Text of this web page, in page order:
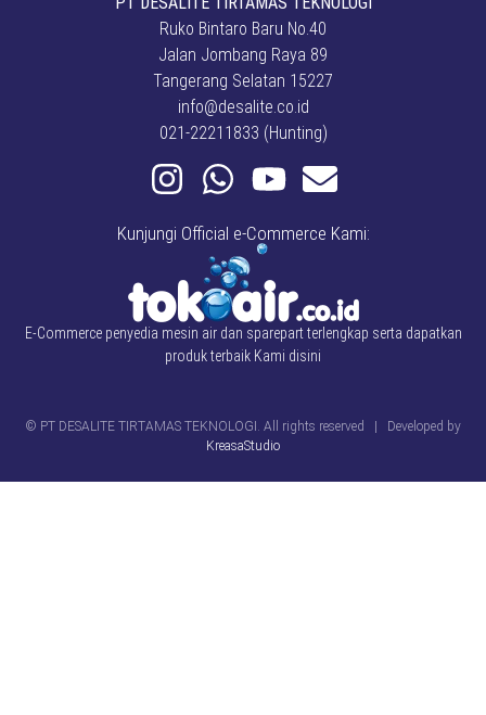
Ruko Bintaro Baru No.40
Jalan Jombang Raya 89
Tangerang Selatan 15227
info@desalite.co.id
021-22211833 (Hunting)
Kunjungi Official e-Commerce Kami:
E-Commerce penyedia mesin air dan sparepart terlengkap serta dapatkan
produk terbaik Kami disini
© PT DESALITE TIRTAMAS TEKNOLOGI. All rights reserved | Developed by
KreasaStudio